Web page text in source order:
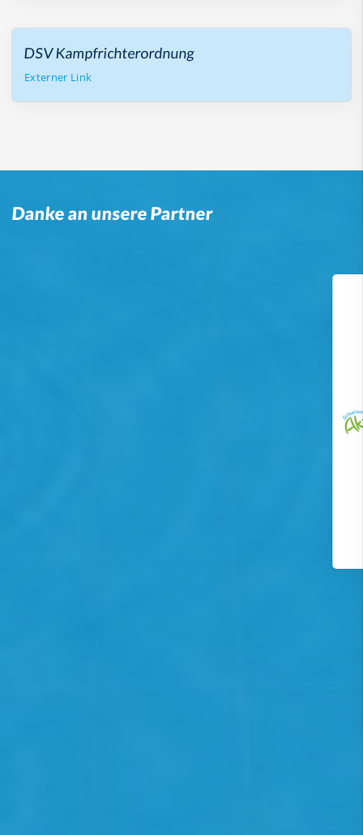
DSV Kampfrichterordnung
Externer Link
Danke an unsere Partner